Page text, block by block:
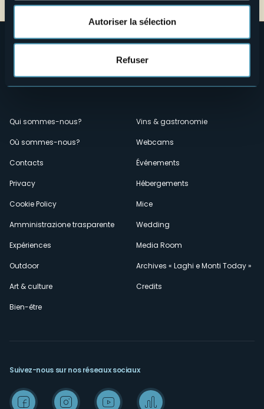
Autoriser la sélection
Refuser
Menù
secondario
Qui sommes-nous?
Où sommes-nous?
Contacts
Privacy
Cookie Policy
Amministrazione trasparente
Expériences
Outdoor
Art & culture
Bien-être
Vins & gastronomie
Webcams
Événements
Hébergements
Mice
Wedding
Media Room
Archives « Laghi e Monti Today »
Credits
Suivez-nous sur nos réseaux sociaux